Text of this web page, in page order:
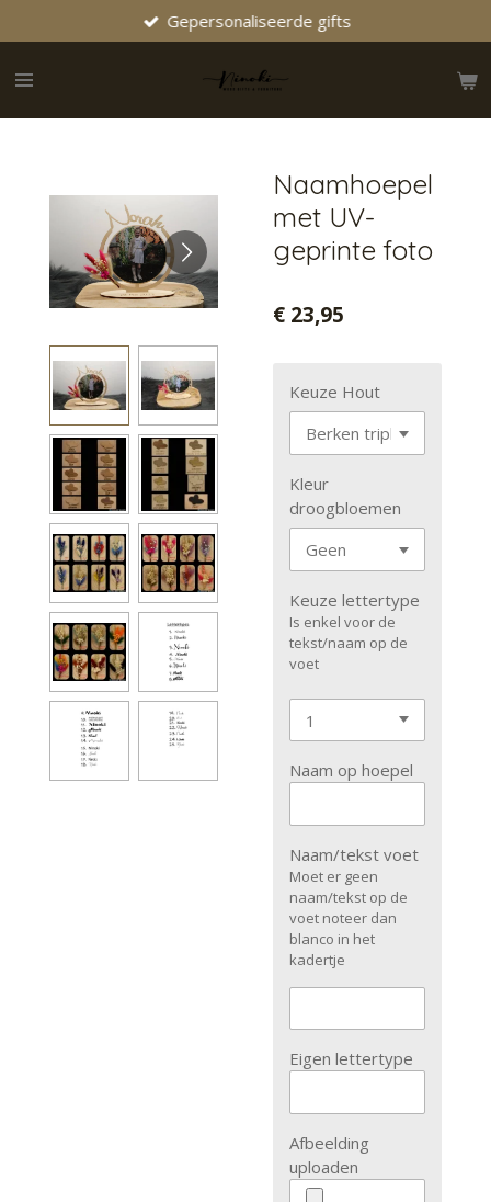
direct
naar
hoofdinhoud
Gepersonaliseerde gifts
Naamhoepel
met UV-
geprinte foto
€ 23,95
Keuze Hout
Kleur
droogbloemen
Keuze lettertype
Is enkel voor de
tekst/naam op de
voet
Naam op hoepel
Naam/tekst voet
Moet er geen
naam/tekst op de
voet noteer dan
blanco in het
kadertje
Eigen lettertype
Afbeelding
uploaden